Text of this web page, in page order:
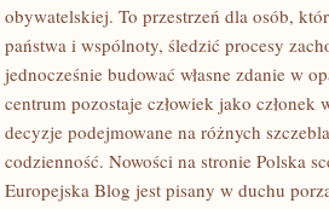
obywatelskiej. To przestrzeń dla osób,
państwa i wspólnoty, śledzić procesy
jednocześnie budować własne zdanie w
centrum pozostaje człowiek jako członek
decyzje podejmowane na różnych
codzienność. Nowości na stronie Polska
Europejska Blog jest pisany w duchu